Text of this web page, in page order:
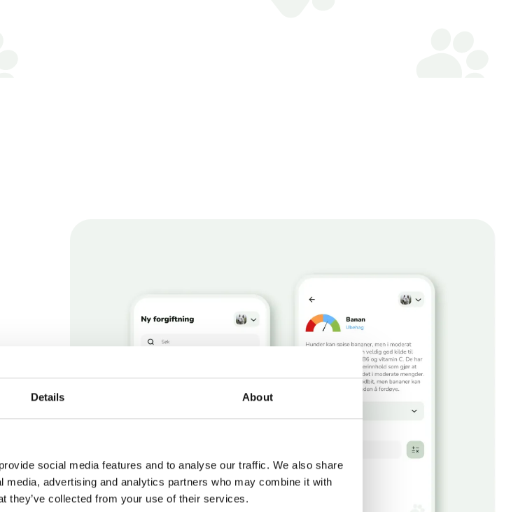
Details About
social media features and to analyse our traffic. We also share
advertising and analytics partners who may combine it with
they’ve collected from your use of their services.